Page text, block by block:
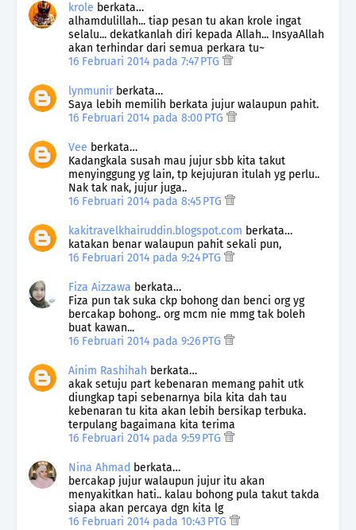
krole berkata…
alhamdulillah... tiap pesan tu akan krole ingat
selalu... dekatkanlah diri kepada Allah... InsyaAllah
akan terhindar dari semua perkara tu~
16 Februari 2014 pada 7:47 PTG
lynmunirberkata…
Saya lebih memilih berkata jujur walaupun pahit.
16 Februari 2014 pada 8:00 PTG
Vee berkata…
Kadangkala susah mau jujur sbb kita takut
menyinggung yg lain, tp kejujuran itulah yg perlu..
Nak tak nak, jujur juga..
16 Februari 2014 pada 8:45 PTG
kakitravelkhairuddin.blogspot.com berkata…
katakan benar walaupun pahit sekali pun,
16 Februari 2014 pada 9:24 PTG
Fiza Aizzawa berkata…
Fiza pun tak suka ckp bohong dan benci org yg
bercakap bohong.. org mcm nie mmg tak boleh
buat kawan...
16 Februari 2014 pada 9:26 PTG
Ainim Rashihah berkata…
akak setuju part kebenaran memang pahit utk
diungkap tapi sebenarnya bila kita dah tau
kebenaran tu kita akan lebih bersikap terbuka.
terpulang bagaimana kita terima
16 Februari 2014 pada 9:59 PTG
Nina Ahmad berkata…
bercakap jujur walaupun jujur itu akan
menyakitkan hati.. kalau bohong pula takut takda
siapa akan percaya dgn kita lg
16 Februari 2014 pada 10:43 PTG